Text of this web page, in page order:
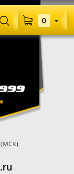
(МСК)
0